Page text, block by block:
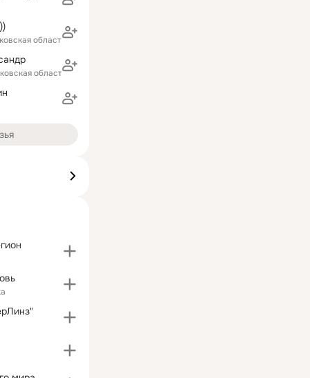
область)
область)